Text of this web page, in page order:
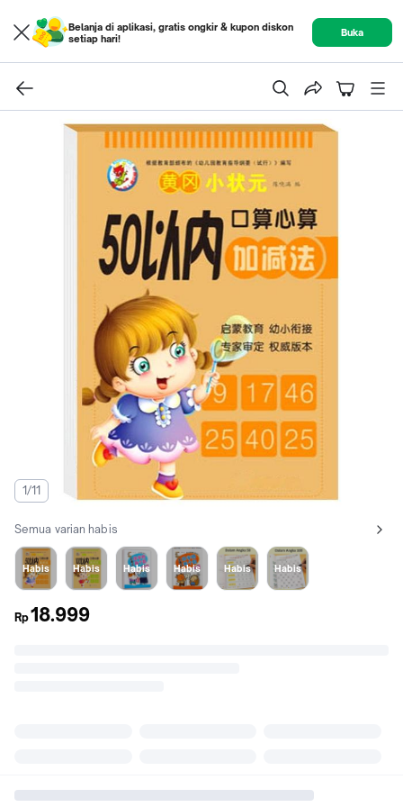
Belanja di aplikasi, gratis ongkir & kupon diskon
setiap hari!
Buka
1/11
Lihat semua variant:
Semua varian habis
Habis
Coklat dlm 50
Habis
Coklat dlm 100
Habis
Soal dalam 20
Habis
Soal 20 pinjam
Habis
Dalam Angka 50
Habis
Dalam Angka 100
Rp18.999